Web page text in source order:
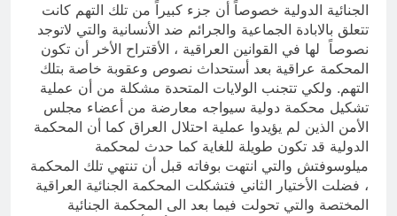
الجنائية الدولية خصوصاً أن جزء كبيراً من تلك التهم كانت
تتعلق بالابادة الجماعية والجرائم ضد الأنسانية والتي لاتوجد
نصوصاً لها في القوانين العراقية ، الأقتراح الأخر أن تكون
المحكمة عراقية بعد أستحداث نصوص وعقوبة خاصة بتلك
التهم. ولكي تتجنب الولايات المتحدة مشكلة من أن عملية
تشكيل محكمة دولية سيواجه معارضة من أعضاء مجلس
الأمن الذين لم يؤيدوا عملية احتلال العراق كما أن المحكمة
الدولية قد تكون طويلة للغاية كما حدث لمحكمة
ميلوسوفتش والتي انتهت بوفاته قبل أن تنتهي تلك المحكمة
، فضلت الأختيار الثاني فتشكلت المحكمة الجنائية العراقية
المختصة والتي تحولت فيما بعد الى المحكمة الجنائية